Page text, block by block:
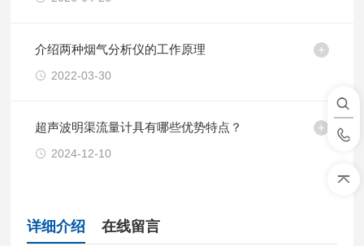
介绍两种烟气分析仪的工作原理
2022-03-30
超声波明渠流量计具有哪些优势特点？
2024-12-10
详细介绍 在线留言